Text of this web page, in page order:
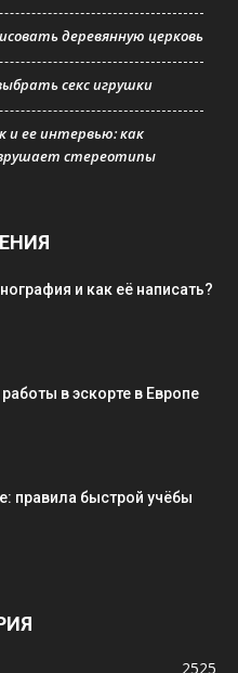
деревянную церковь
секс игрушки
и ее интервью: как
стереотипы
и как её написать?
в эскорте в Европе
правила быстрой учёбы
2525